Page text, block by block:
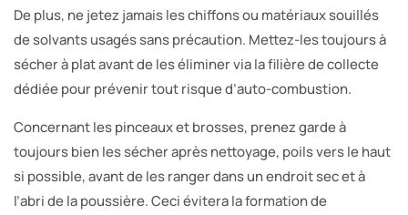
De plus, ne jetez jamais les chiffons ou matériaux souillés
de solvants usagés sans précaution. Mettez-les toujours à
sécher à plat avant de les éliminer via la filière de collecte
dédiée pour prévenir tout risque d’auto-combustion.
Concernant les pinceaux et brosses, prenez garde à
toujours bien les sécher après nettoyage, poils vers le haut
si possible, avant de les ranger dans un endroit sec et à
l’abri de la poussière. Ceci évitera la formation de